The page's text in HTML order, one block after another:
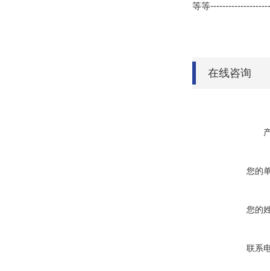
等等
在线咨询
您的
您的
联系